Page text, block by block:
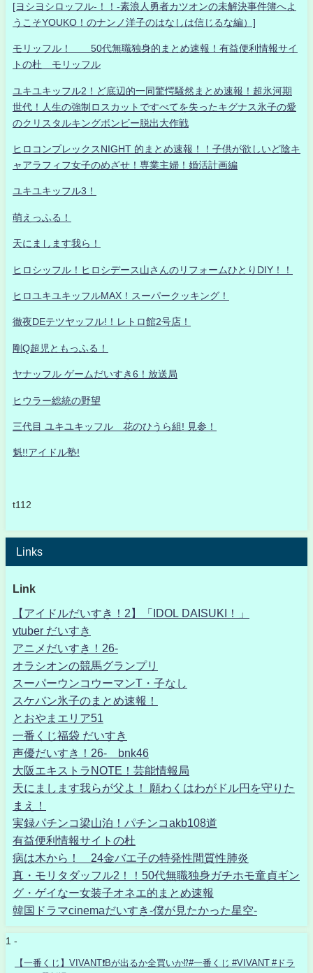
[ヨシヨシロッフル-！！-素浪人勇者カツオンの未解決事件簿へよ
うこそYOUKO！のナンノ洋子のはなしは信じるな編）]
モリッフル！ 50代無職独身的まとめ速報！有益便利情報サイ
トの杜 モリッフル
ユキユキッフル2！ど底辺的一同驚愕騒然まとめ速報！超氷河期
世代！人生の強制ロスカットですべてを失ったキグナス氷子の愛
のクリスタルキングボンビー脱出大作戦
ヒロコンプレックスNIGHT 的まとめ速報！！子供が欲しいど陰キ
ャアラフィフ女子のめざせ！専業主婦！婚活計画編
ユキユキッフル3！
萌えっふる！
天にまします我ら！
ヒロシッフル！ヒロシデース山さんのリフォームひとりDIY！！
ヒロユキユキッフルMAX！スーパークッキング！
徹夜DEテツヤッフル!！レトロ館2号店！
剛Q超児ともっふる！
ヤナッフル ゲームだいすき6！放送局
ヒウラー総統の野望
三代目 ユキユキッフル 花のひうら組! 見参！
魁!!アイドル塾!
t112
Links
Link
【アイドルだいすき！2】「IDOL DAISUKI！」
vtuber だいすき
アニメだいすき！26-
オラシオンの競馬グランプリ
スーパーウンコウーマンT・子なし
スケバン氷子のまとめ速報！
とおやまエリア51
一番くじ福袋 だいすき
声優だいすき！26- bnk46
大阪エキストラNOTE！芸能情報局
天にまします我らが父よ！ 願わくはわがドル円を守りた
まえ！
実録パチンコ梁山泊！パチンコakb108道
有益便利情報サイトの杜
病は木から！ 24金バエ子の特発性間質性肺炎
真・モリタダッフル2！！50代無職独身ガチホモ童貞ギン
グ・ゲイなー女装子オネエ的まとめ速報
韓国ドラマcinemaだいすき-僕が見たかった星空-
1 -
【一番くじ】VIVANT❗️Bが出るか全買いか⁉️#一番くじ #VIVANT #ドラ